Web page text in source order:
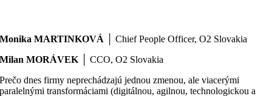
Monika MARTINKOVÁ │Chief People Officer, O2 Slovakia
Milan MORÁVEK│ CCO, O2 Slovakia
Prečo dnes firmy neprechádzajú jednou zmenou, ale viacerými
paralelnými transformáciami (digitálnou, agilnou, technologickou a